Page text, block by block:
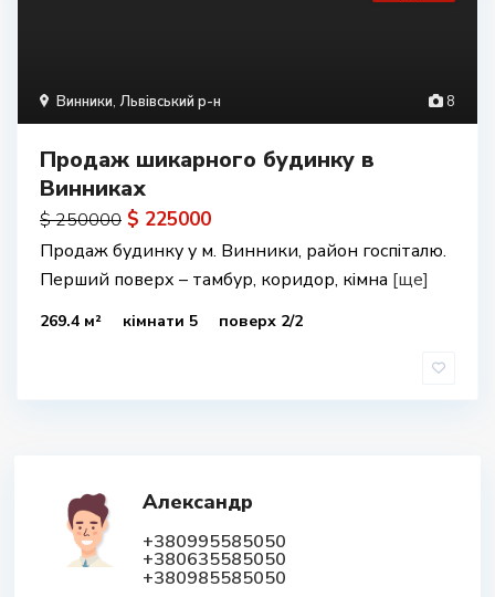
8
Винники, Львівський р-н
Продаж шикарного будинку в
Винниках
$ 250000 $ 225000
Продаж будинку у м. Винники, район госпіталю.
Перший поверх – тамбур, коридор, кімна [ще]
269.4 м² кімнати 5 поверх 2/2
Александр
+380995585050
+380635585050
+380985585050